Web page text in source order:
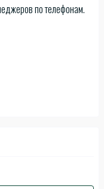
по телефонам.